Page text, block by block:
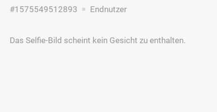
#1575549512893 Endnutzer
Das Selfie-Bild scheint kein Gesicht zu enthalten.